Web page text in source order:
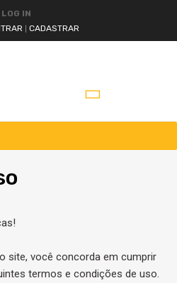
LOG IN
CADASTRAR
site, você concorda em cumprir
termos e condições de uso.